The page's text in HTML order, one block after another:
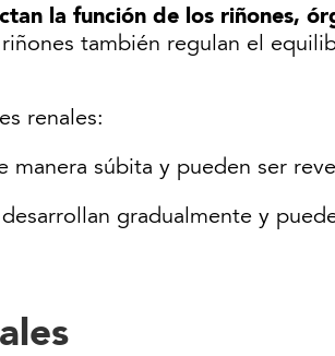
la función de los riñones,
también regulan el
renales:
manera súbita y pueden ser
gradualmente y